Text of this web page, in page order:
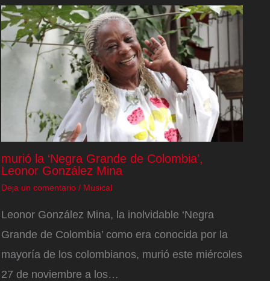
murió la ‘Negra Grande de Colombia’,
Leonor González Mina
Deja un comentario / Musical
Leonor González Mina, la inolvidable ‘Negra
Grande de Colombia’ como era conocida por la
mayoría de los colombianos, murió este miércoles
27 de noviembre a los…